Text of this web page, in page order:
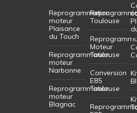
Reprogrammation
moteur
Plaisance
du Touch
Reprogrammation
moteur
Narbonne
Reprogrammation
moteur
Blagnac
Toulouse
Moteur
Toulouse
Conversion
E85
Toulouse